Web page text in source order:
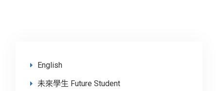
English
未來學生 Future Student